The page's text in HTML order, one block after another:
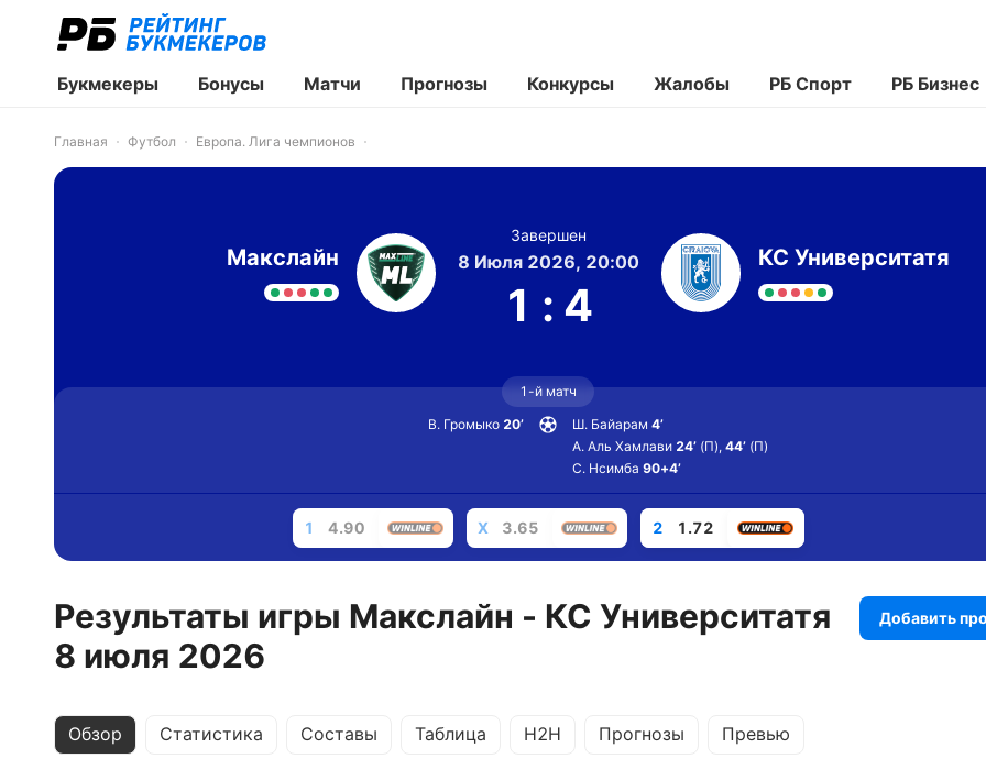
Букмекеры Бонусы Матчи Прогнозы Конкурсы Жалобы РБ Спорт РБ Бизнес
Главная Футбол Европа. Лига чемпионов
Макслайн
Завершен
8 Июля 2026, 20:00
1 : 4
КС Университатя
1-й матч
В. Громыко 20’ Ш. Байарам 4’
А. Аль Хамлави 24’ (П), 44’ (П)
С. Нсимба 90+4’
1 4.90 X 3.65 2 1.72
Результаты игры Макслайн - КС Университатя
8 июля 2026
Добавить
Обзор Статистика Составы Таблица H2H Прогнозы Превью